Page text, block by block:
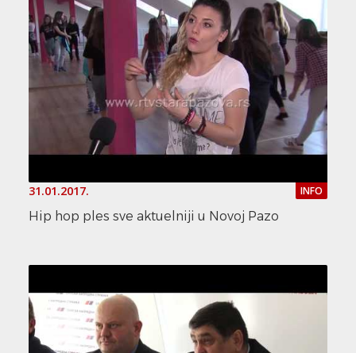
31.01.2017. INFO
Hip hop ples sve aktuelniji u Novoj Pazo